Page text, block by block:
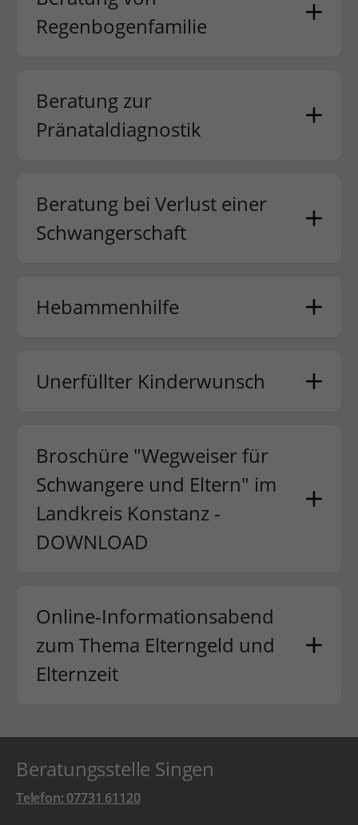
Regenbogenfamilie
Beratung zur
Pränataldiagnostik
Beratung bei Verlust einer
Schwangerschaft
Hebammenhilfe
Unerfüllter Kinderwunsch
Broschüre "Wegweiser für
Schwangere und Eltern" im
Landkreis Konstanz -
DOWNLOAD
Online-Informationsabend
zum Thema Elterngeld und
Elternzeit
Beratungsstelle Singen
Telefon: 07731 61120